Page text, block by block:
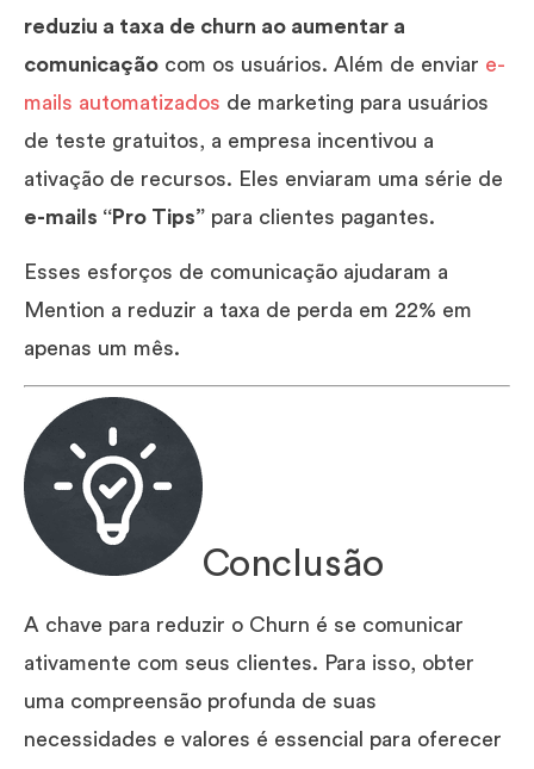
reduziu a taxa de churn ao aumentar a
comunicação com os usuários. Além de enviar e-
mails automatizados de marketing para usuários
de teste gratuitos, a empresa incentivou a
ativação de recursos. Eles enviaram uma série de
e-mails “Pro Tips” para clientes pagantes.
Esses esforços de comunicação ajudaram a
Mention a reduzir a taxa de perda em 22% em
apenas um mês.
Conclusão
A chave para reduzir o Churn é se comunicar
ativamente com seus clientes. Para isso, obter
uma compreensão profunda de suas
necessidades e valores é essencial para oferecer